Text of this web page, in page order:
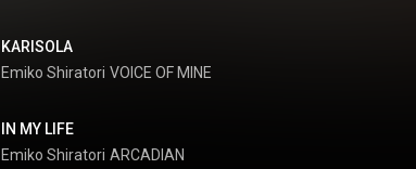
KARISOLA
Emiko Shiratori VOICE OF MINE
IN MY LIFE
Emiko Shiratori ARCADIAN